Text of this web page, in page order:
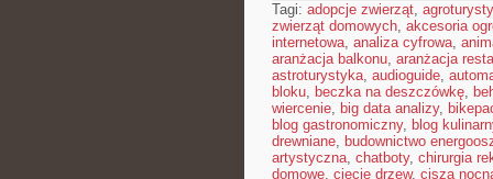
Tagi: adopcje zwierząt,
zwierząt domowych, akcesoria
internetowa, analiza cyfrowa,
aranżacja balkonu, aranżacja
astroturystyka, audioguide,
bloku, beczka na deszczówkę,
wiercenie, big data analizy,
blog gastronomiczny, blog
drewniane, budownictwo
artystyczna, chatboty, chirurgia
domowe, cięcie drzew, cisza